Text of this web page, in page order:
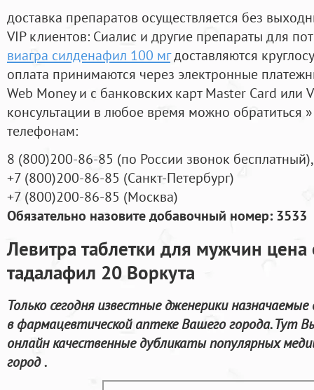
доставка препаратов осуществляется без
VIP клиентов: Сиалис и другие препараты для
виагра силденафил 100 мгдоставляются
оплата принимаются через электронные
Web Money и с банковских карт Master Card или
консультации в любое время можно обратиться
телефонам:
8 (800)200-86-85 (по России звонок бесплатный),
+7 (800)200-86-85 (Санкт-Петербург)
+7 (800)200-86-85 (Москва)
Обязательно назовите добавочный номер: 3533
Левитра таблетки для мужчин
тадалафил 20 Воркута
Только сегодня известные дженерики
в фармацевтической аптеке Вашего города. Тут
онлайн качественные дубликаты популярных
город .